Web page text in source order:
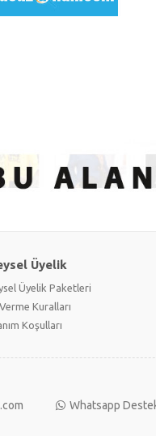
Üyelik
Üyelik Paketleri
Kuralları
Koşulları
Whatsapp